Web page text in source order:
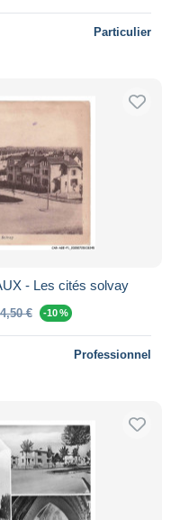
Particulier
- Les cités solvay
4,50 € -10 %
Professionnel